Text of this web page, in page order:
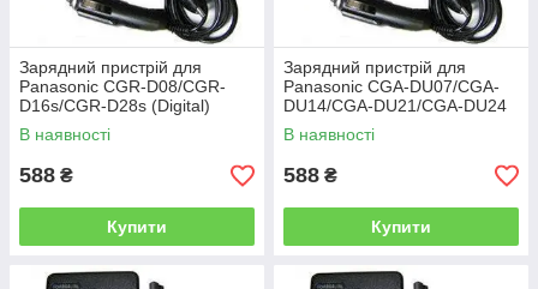
Зарядний пристрій для
Panasonic CGR-D08/CGR-
D16s/CGR-D28s (Digital)
В наявності
588 ₴
Купити
Зарядний пристрій для
Panasonic CGA-DU07/CGA-
DU14/CGA-DU21/CGA-DU24
(Digital)
В наявності
588 ₴
Купити